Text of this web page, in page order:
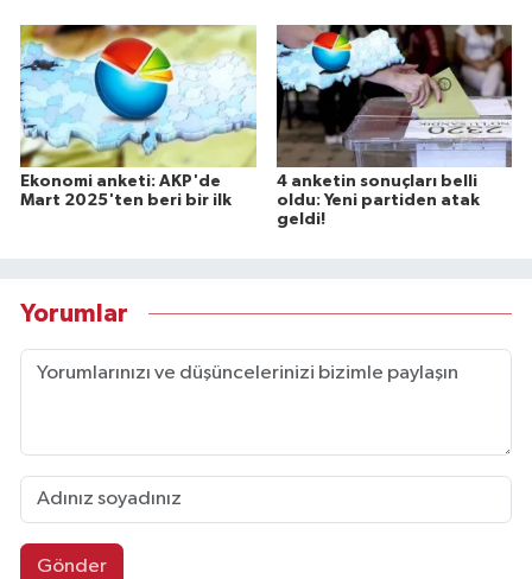
Ekonomi anketi: AKP'de
Mart 2025'ten beri bir ilk
4 anketin sonuçları belli
oldu: Yeni partiden atak
geldi!
Yorumlar
Gönder